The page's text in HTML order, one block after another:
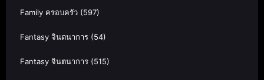
Family ครอบครัว (597)
Fantasy จินตนาการ (54)
Fantasy จินตนาการ (515)